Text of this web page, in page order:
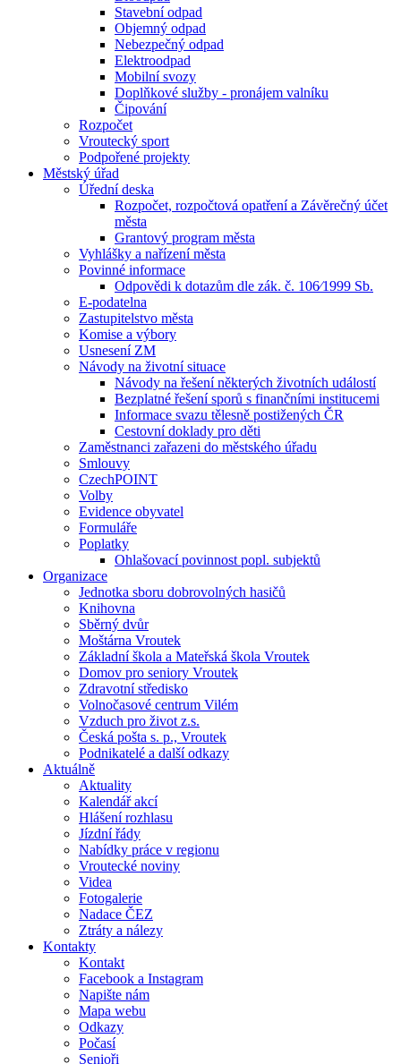
Stavební odpad
Objemný odpad
Nebezpečný odpad
Elektroodpad
Mobilní svozy
Doplňkové služby - pronájem valníku
Čipování
Rozpočet
Vroutecký sport
Podpořené projekty
Městský úřad
Úřední deska
Rozpočet, rozpočtová opatření a Závěrečný účet
města
Grantový program města
Vyhlášky a nařízení města
Povinné informace
Odpovědi k dotazům dle zák. č. 106⁄1999 Sb.
E-podatelna
Zastupitelstvo města
Komise a výbory
Usnesení ZM
Návody na životní situace
Návody na řešení některých životních událostí
Bezplatné řešení sporů s finančními institucemi
Informace svazu tělesně postižených ČR
Cestovní doklady pro děti
Zaměstnanci zařazeni do městského úřadu
Smlouvy
CzechPOINT
Volby
Evidence obyvatel
Formuláře
Poplatky
Ohlašovací povinnost popl. subjektů
Organizace
Jednotka sboru dobrovolných hasičů
Knihovna
Sběrný dvůr
Moštárna Vroutek
Základní škola a Mateřská škola Vroutek
Domov pro seniory Vroutek
Zdravotní středisko
Volnočasové centrum Vilém
Vzduch pro život z.s.
Česká pošta s. p., Vroutek
Podnikatelé a další odkazy
Aktuálně
Aktuality
Kalendář akcí
Hlášení rozhlasu
Jízdní řády
Nabídky práce v regionu
Vroutecké noviny
Videa
Fotogalerie
Nadace ČEZ
Ztráty a nálezy
Kontakty
Kontakt
Facebook a Instagram
Napište nám
Mapa webu
Odkazy
Počasí
Senioři